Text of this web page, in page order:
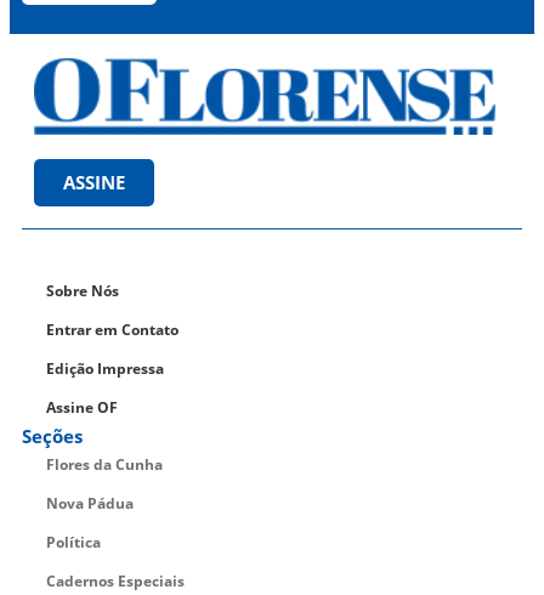
ASSINE
Sobre Nós
Entrar em Contato
Edição Impressa
Assine OF
Seções
Flores da Cunha
Nova Pádua
Política
Cadernos Especiais